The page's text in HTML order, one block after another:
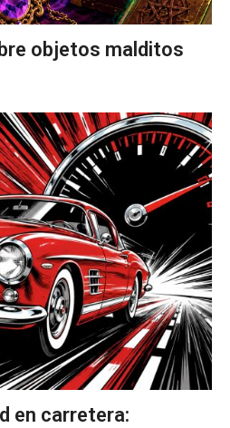
objetos malditos
en carretera: